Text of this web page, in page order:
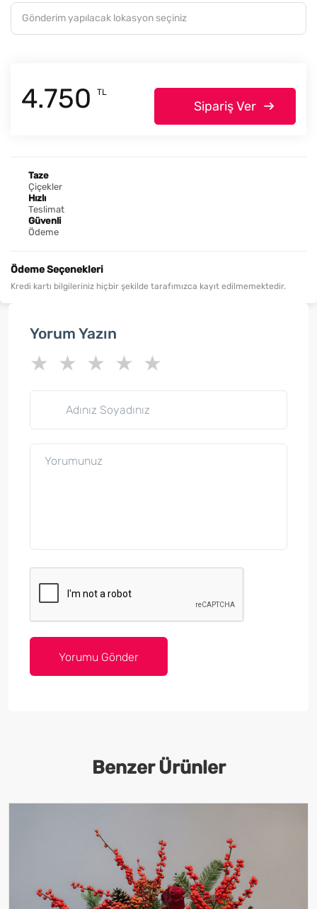
4.750 TL
Sipariş Ver
Taze
Çiçekler
Hızlı
Teslimat
Güvenli
Ödeme
Ödeme Seçenekleri
Kredi kartı bilgileriniz hiçbir şekilde tarafımızca kayıt edilmemektedir.
Yorum Yazın
Benzer Ürünler